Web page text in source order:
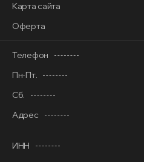
Карта сайта
Оферта
Телефон
Пн-Пт.
Сб.
Адрес
ИНН